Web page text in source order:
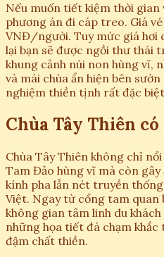
Nếu muốn tiết kiệm thời gian
phương án đi cáp treo. Giá
VNĐ/người. Tuy mức giá hơi
lại bạn sẽ được ngồi thư thái
khung cảnh núi non hùng vĩ,
và mái chùa ẩn hiện bên
nghiệm thiền tịnh rất đặc
Chùa Tây Thiên có
Chùa Tây Thiên không chỉ
Tam Đảo hùng vĩ mà còn
kính pha lẫn nét truyền
Việt. Ngay từ cổng tam quan
không gian tâm linh du
những họa tiết đá chạm khắc
đậm chất thiền.